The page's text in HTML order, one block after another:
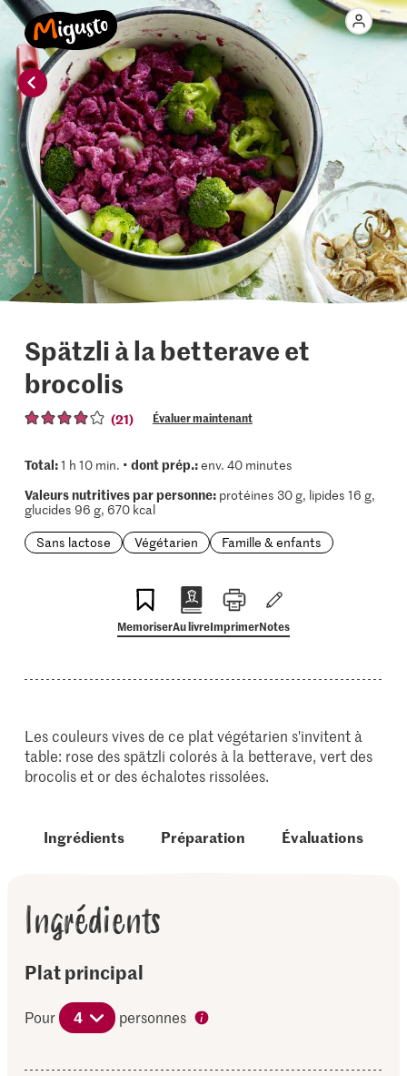
Spätzli à la betterave et
brocolis
(21) Évaluer maintenant
Total:1 h 10 min. • dont prép.:env. 40 minutes
Valeurs nutritives par personne:protéines 30 g, lipides 16 g,
glucides 96 g, 670 kcal
Sans lactose
Végétarien Famille & enfants
MemoriserAu livreImprimerNotes
Les couleurs vives de ce plat végétarien s'invitent à
table: rose des spätzli colorés à la betterave, vert des
brocolis et or des échalotes rissolées.
Ingrédients Préparation Évaluations
Ingrédients
Plat principal
Pour 4 personnes